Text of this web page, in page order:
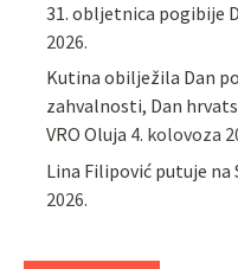
31. obljetnica pogibije
2026.
Kutina obilježila Dan
zahvalnosti, Dan
VRO Oluja 4. kolovoza
Lina Filipović putuje
2026.